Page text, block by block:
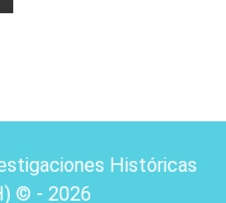
Históricas
© - 2026